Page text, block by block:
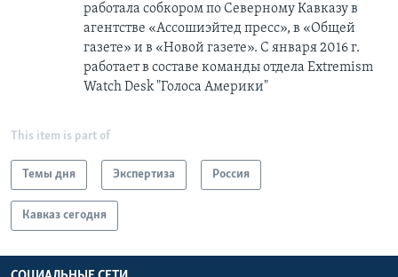
работала собкором по Северному Кавказу в
агентстве «Ассошиэйтед пресс», в «Общей
газете» и в «Новой газете». С января 2016 г.
работает в составе команды отдела Extremism
Watch Desk "Голоса Америки"
This item is part of
Темы дня Экспертиза Россия
Кавказ сегодня